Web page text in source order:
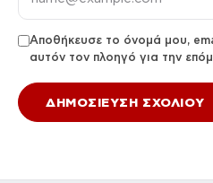
Αποθήκευσε το όνομά μου,
αυτόν τον πλοηγό για την